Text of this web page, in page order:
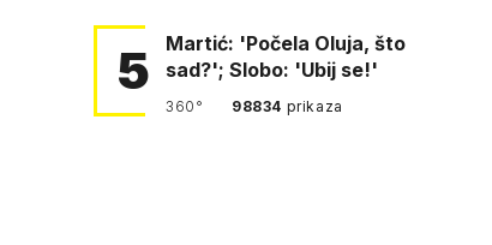
5
Martić: 'Počela Oluja, što
sad?'; Slobo: 'Ubij se!'
360° 98834 prikaza